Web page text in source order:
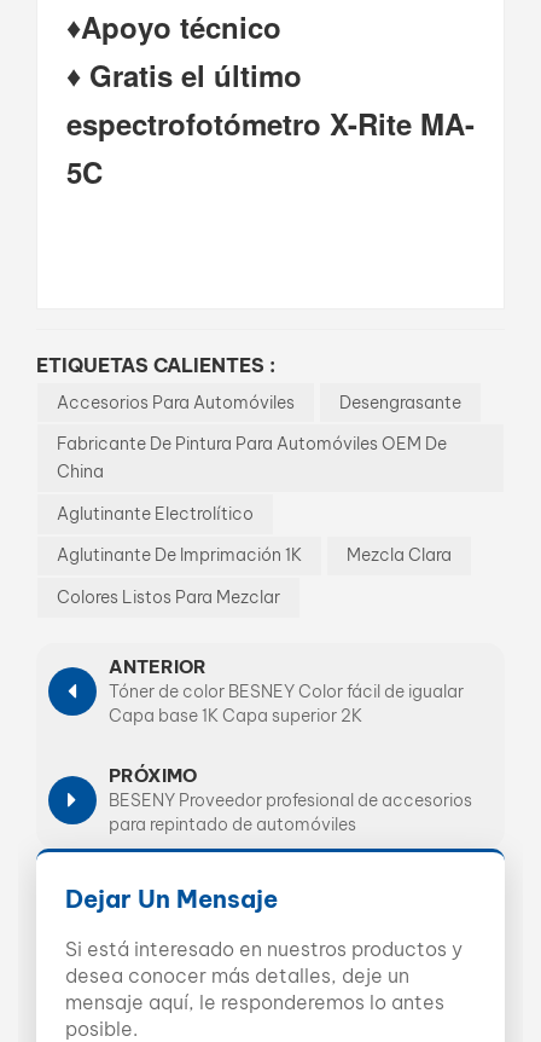
♦Apoyo técnico
♦ Gratis el último
espectrofotómetro X-Rite MA-
5C
ETIQUETAS CALIENTES :
Accesorios Para Automóviles
Desengrasante
Fabricante De Pintura Para Automóviles OEM De
China
Aglutinante Electrolítico
Aglutinante De Imprimación 1K
Mezcla Clara
Colores Listos Para Mezclar
ANTERIOR
Tóner de color BESNEY Color fácil de igualar
Capa base 1K Capa superior 2K
PRÓXIMO
BESENY Proveedor profesional de accesorios
para repintado de automóviles
Dejar Un Mensaje
Si está interesado en nuestros productos y
desea conocer más detalles, deje un
mensaje aquí, le responderemos lo antes
posible.